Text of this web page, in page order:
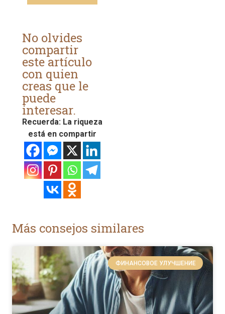
No olvides
compartir
este artículo
con quien
creas que le
puede
interesar.
Recuerda: La riqueza
está en compartir
Más consejos similares
ФИНАНСОВОЕ УЛУЧШЕНИЕ